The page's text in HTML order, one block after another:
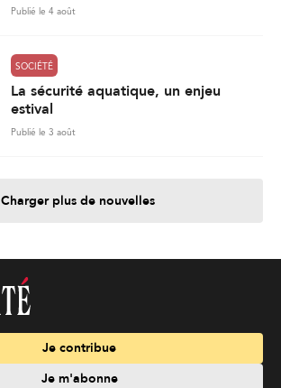
Publié le 4 août
SOCIÉTÉ
La sécurité aquatique, un enjeu
estival
Publié le 3 août
Charger plus de nouvelles
Je contribue
Je m'abonne